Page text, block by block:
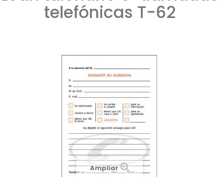
telefónicas T-62
Ampliar